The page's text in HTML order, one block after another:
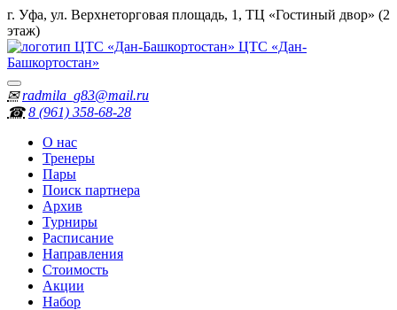
г. Уфа, ул. Верхнеторговая площадь, 1, ТЦ «Гостиный двор» (2
этаж)
ЦТС «Дан-
Башкортостан»
✉ radmila_g83@mail.ru
☎ 8 (961) 358‑68‑28
О нас
Тренеры
Пары
Поиск партнера
Архив
Турниры
Расписание
Направления
Стоимость
Акции
Набор